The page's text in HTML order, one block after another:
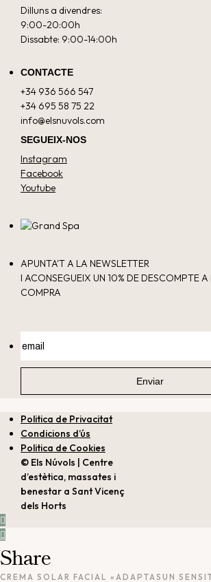
Dilluns a divendres:
9:00-20:00h
Dissabte: 9:00-14:00h
CONTACTE
+34 936 566 547
+34 695 58 75 22
info@elsnuvols.com
SEGUEIX-NOS
Instagram
Facebook
Youtube
APUNTA'T A LA NEWSLETTER
I ACONSEGUEIX UN 10% DE DESCOMPTE A
COMPRA
Politica de Privacitat
Condicions d’ús
Politica de Cookies
© Els Núvols | Centre
d’estètica, massates i
benestar a Sant Vicenç
dels Horts
Share
CREMA SOLAR FACIAL «ADAPTASUN